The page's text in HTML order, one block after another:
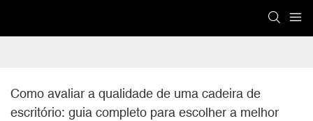
Como avaliar a qualidade de uma cadeira de
escritório: guia completo para escolher a melhor